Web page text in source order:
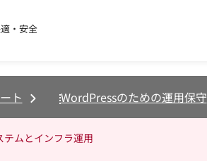
・安全
ト WordPressのための運用保守
テムとインフラ運用